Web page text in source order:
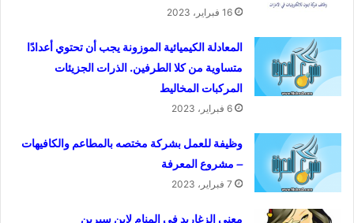
16 فبراير، 2023
المعادلة الكيميائية الموزونة يجب أن تحتوي أعدادًا
متساوية من كلا الطرفين. الذرات الجزيئات
المركبات المخاليط
6 فبراير، 2023
وظيفة للعمل بشركة مختصه بالمطاعم والكافيهات
– مشروع المعرفة
7 فبراير، 2023
معنى الزغاريد في المنام لابن سيرين